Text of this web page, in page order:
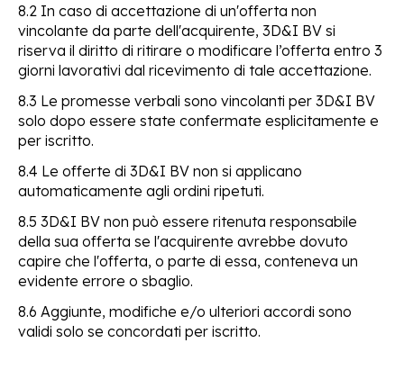
8.2 In caso di accettazione di un'offerta non
vincolante da parte dell'acquirente, 3D&I BV si
riserva il diritto di ritirare o modificare l’offerta entro 3
giorni lavorativi dal ricevimento di tale accettazione.
8.3 Le promesse verbali sono vincolanti per 3D&I BV
solo dopo essere state confermate esplicitamente e
per iscritto.
8.4 Le offerte di 3D&I BV non si applicano
automaticamente agli ordini ripetuti.
8.5 3D&I BV non può essere ritenuta responsabile
della sua offerta se l'acquirente avrebbe dovuto
capire che l'offerta, o parte di essa, conteneva un
evidente errore o sbaglio.
8.6 Aggiunte, modifiche e/o ulteriori accordi sono
validi solo se concordati per iscritto.